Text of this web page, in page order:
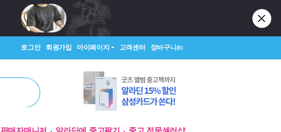
로그인 회원가입 마이페이지 고객센터 장바구니(0)